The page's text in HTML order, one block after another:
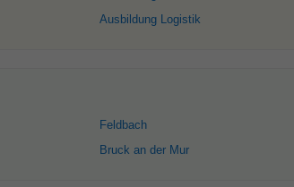
Ausbildung Logistik
Feldbach
Bruck an der Mur